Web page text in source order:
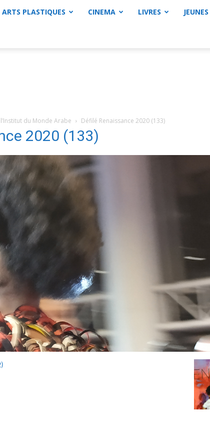
ARTS PLASTIQUES CINEMA LIVRES
du Monde Arabe Défilé Renaissance 2020 (133)
2020 (133)